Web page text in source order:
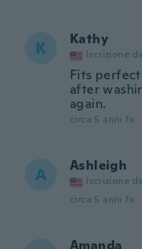
K Kathy
Iscrizione
Fits
after
again.
circa 5 anni fa
A Ashleigh
Iscrizione
circa 5 anni fa
Amanda